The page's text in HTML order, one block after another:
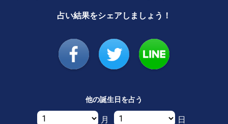
占い結果をシェアしましょう！
他の誕生日を占う
月 日